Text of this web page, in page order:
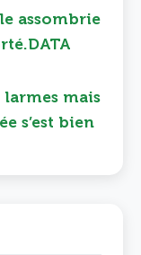
assombrie
larmes mais
s’est bien